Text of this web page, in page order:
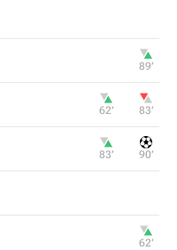
89‎’‎
62‎’‎ 83‎’‎
83‎’‎ 90‎’‎
62‎’‎